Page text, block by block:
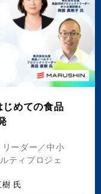
めての食品
ーダー／中小
ティプロジェ
氏